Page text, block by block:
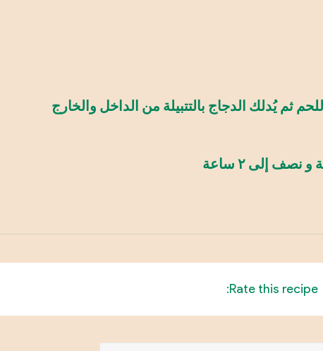
ثم يُدلك الدجاج بالتتبيلة من الداخل والخارج
Rate this recipe: